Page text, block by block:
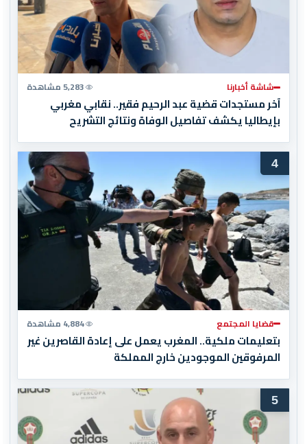
شاشة أخبارنا 5,283 مشاهدة
آخر مستجدات قضية عبد الرحيم فقير.. نقابي مغربي
بإيطاليا يكشف تفاصيل الوفاة ونتائج التشريح
4
قضايا المجتمع 4,884 مشاهدة
بتعليمات ملكية.. المغرب يعمل على إعادة القاصرين غير
المرفوقين الموجودين خارج المملكة
5